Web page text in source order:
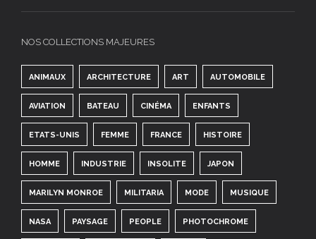
NOS COLLECTIONS MAJEURES
ANIMAUX ARCHITECTURE ART AUTOMOBILE
AVIATION BATEAU CINÉMA ENFANTS
ETATS-UNIS FEMME FRANCE HISTOIRE
HOMME INDUSTRIE INSOLITE JAPON
MARILYN MONROE MILITARIA MODE MUSIQUE
NASA PAYSAGE PEOPLE PHOTOCHROME